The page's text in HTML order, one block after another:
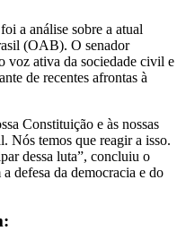
a análise sobre a atual
(OAB). O senador
voz ativa da sociedade civil e
de recentes afrontas à
Constituição e às nossas
Nós temos que reagir a isso.
dessa luta”, concluiu o
defesa da democracia e do